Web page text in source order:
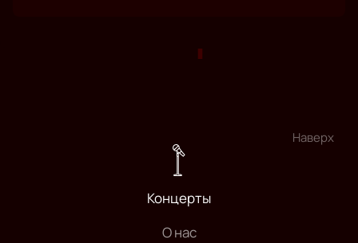
Наверх
Концерты
О нас